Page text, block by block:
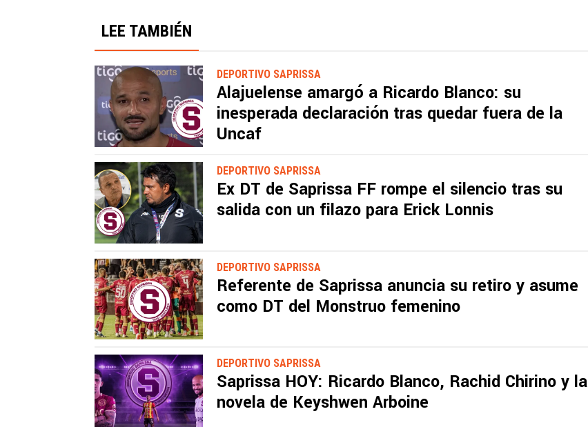
LEE TAMBIÉN
DEPORTIVO SAPRISSA
Alajuelense amargó a Ricardo Blanco: su
inesperada declaración tras quedar fuera de la
Uncaf
DEPORTIVO SAPRISSA
Ex DT de Saprissa FF rompe el silencio tras su
salida con un filazo para Erick Lonnis
DEPORTIVO SAPRISSA
Referente de Saprissa anuncia su retiro y asume
como DT del Monstruo femenino
DEPORTIVO SAPRISSA
Saprissa HOY: Ricardo Blanco, Rachid Chirino y la
novela de Keyshwen Arboine